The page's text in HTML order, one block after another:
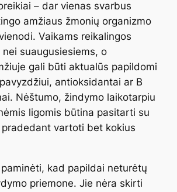
– dar vienas svarbus
amžiaus žmonių organizmo
Vaikams reikalingos
suaugusiesiems, o
gali būti aktualūs papildomi
antioksidantai ar B
Nėštumo, žindymo laikotarpiu
ligomis būtina pasitarti su
vartoti bet kokius
kad papildai neturėtų
priemone. Jie nėra skirti